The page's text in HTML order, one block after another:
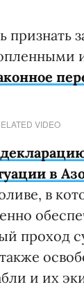
признать
VIDEO
в
в
проход
и их